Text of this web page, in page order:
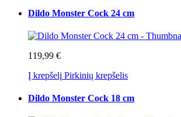
Dildo Monster Cock 24 cm
119,99 €
Į krepšelį Pirkinių krepšelis
Dildo Monster Cock 18 cm